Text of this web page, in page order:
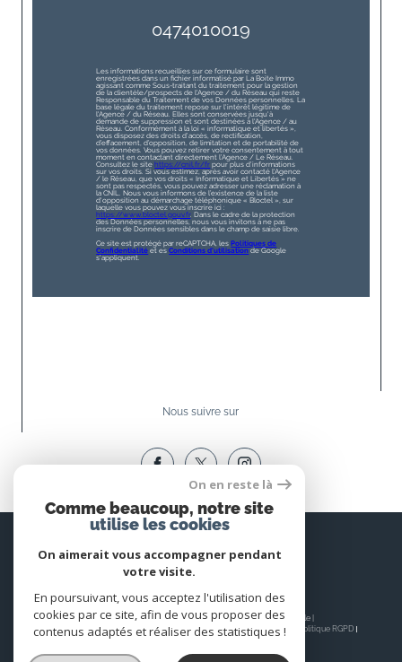
0474010019
Les informations recueillies sur ce formulaire sont
enregistrées dans un fichier informatisé par La Boite Immo
agissant comme Sous-traitant du traitement pour la gestion
de la clientèle/prospects de l'Agence / du Réseau qui reste
Responsable du Traitement de vos Données personnelles. La
base légale du traitement repose sur l'intérêt légitime de
l'Agence / du Réseau. Elles sont conservées jusqu'à
demande de suppression et sont destinées à l'Agence / au
Réseau. Conformément à la loi « informatique et libertés »,
vous disposez des droits d’accès, de rectification,
d’effacement, d’opposition, de limitation et de portabilité de
vos données. Vous pouvez retirer votre consentement à tout
moment en contactant directement l’Agence / Le Réseau.
Consultez le sitehttps://cnil.fr/fr pour plus d’informations
sur vos droits. Si vous estimez, après avoir contacté l'Agence
/ le Réseau, que vos droits « Informatique et Libertés » ne
sont pas respectés, vous pouvez adresser une réclamation à
la CNIL. Nous vous informons de l’existence de la liste
d'opposition au démarchage téléphonique « Bloctel », sur
laquelle vous pouvez vous inscrire ici :
https://www.bloctel.gouv.fr. Dans le cadre de la protection
des Données personnelles, nous vous invitons à ne pas
inscrire de Données sensibles dans le champ de saisie libre.
Ce site est protégé par reCAPTCHA, lesPolitiques de
Confidentialité et esConditions d'utilisationde Google
s'appliquent.
Nous suivre sur
Espace
PROPRIÉTAIRE
Se connecter
© 2026 | Tous droits réservés | Traduction powered by Google |
Nos honoraires
Plan du site Mentions légales Admin Nos liens
Politique RGPD
On en reste là
Comme beaucoup, notre site
utilise les cookies
On aimerait vous accompagner pendant
votre visite.
En poursuivant, vous acceptez l'utilisation des
cookies par ce site, afin de vous proposer des
contenus adaptés et réaliser des statistiques !